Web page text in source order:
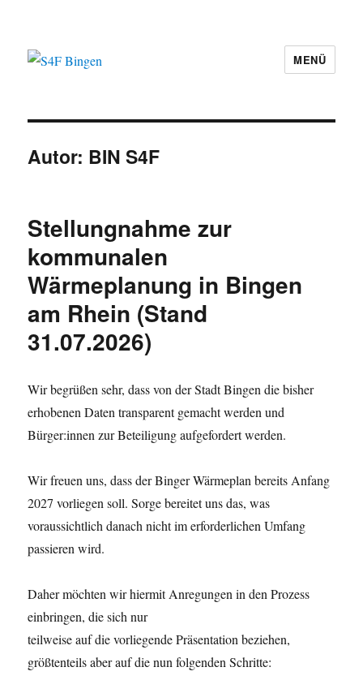
MENÜ
Autor: BIN S4F
Stellungnahme zur
kommunalen
Wärmeplanung in Bingen
am Rhein (Stand
31.07.2026)
Wir begrüßen sehr, dass von der Stadt Bingen die bisher
erhobenen Daten transparent gemacht werden und
Bürger:innen zur Beteiligung aufgefordert werden.
Wir freuen uns, dass der Binger Wärmeplan bereits Anfang
2027 vorliegen soll. Sorge bereitet uns das, was
voraussichtlich danach nicht im erforderlichen Umfang
passieren wird.
Daher möchten wir hiermit Anregungen in den Prozess
einbringen, die sich nur
teilweise auf die vorliegende Präsentation beziehen,
größtenteils aber auf die nun folgenden Schritte: